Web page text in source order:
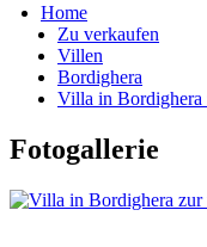
Home
Zu verkaufen
Villen
Bordighera
Villa in Bordighera
Fotogallerie